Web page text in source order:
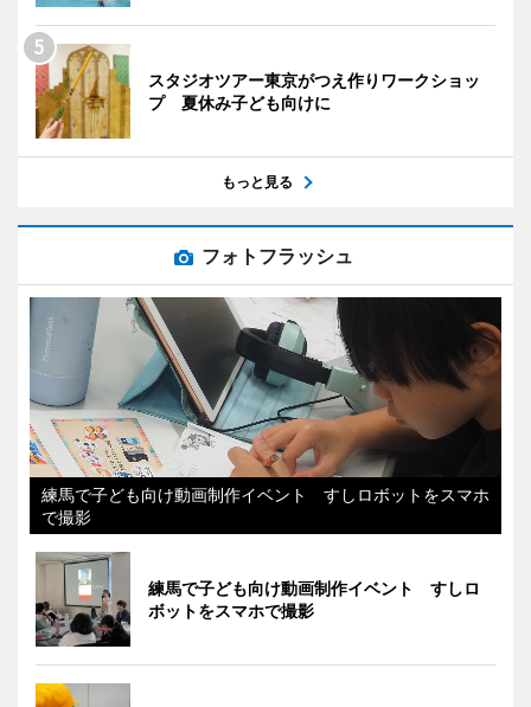
スタジオツアー東京がつえ作りワークショッ
プ 夏休み子ども向けに
もっと見る
フォトフラッシュ
練馬で子ども向け動画制作イベント すしロボットをスマホ
で撮影
練馬で子ども向け動画制作イベント すしロ
ボットをスマホで撮影